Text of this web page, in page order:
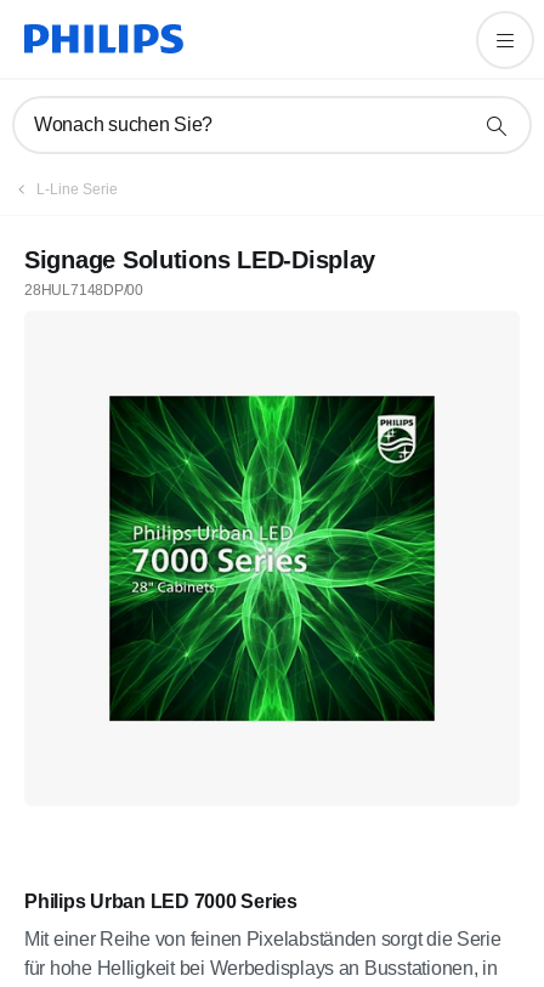
Wonach suchen Sie?
L-Line Serie
Signage Solutions LED-Display
28HUL7148DP/00
Philips Urban LED 7000 Series
Mit einer Reihe von feinen Pixelabständen sorgt die Serie
für hohe Helligkeit bei Werbedisplays an Busstationen, in